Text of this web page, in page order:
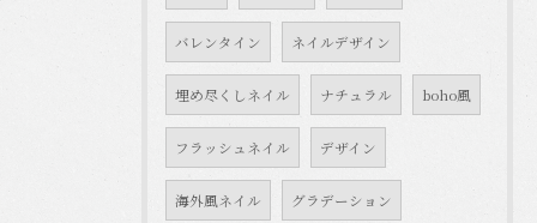
バレンタイン ネイルデザイン
埋め尽くしネイル ナチュラル boho風
フラッシュネイル デザイン
海外風ネイル グラデーション